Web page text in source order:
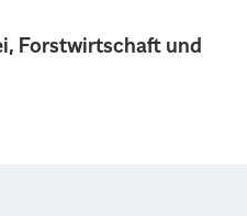
Forstwirtschaft und